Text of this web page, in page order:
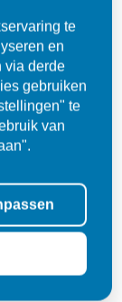
te
en
via derde
gebruiken
te
van